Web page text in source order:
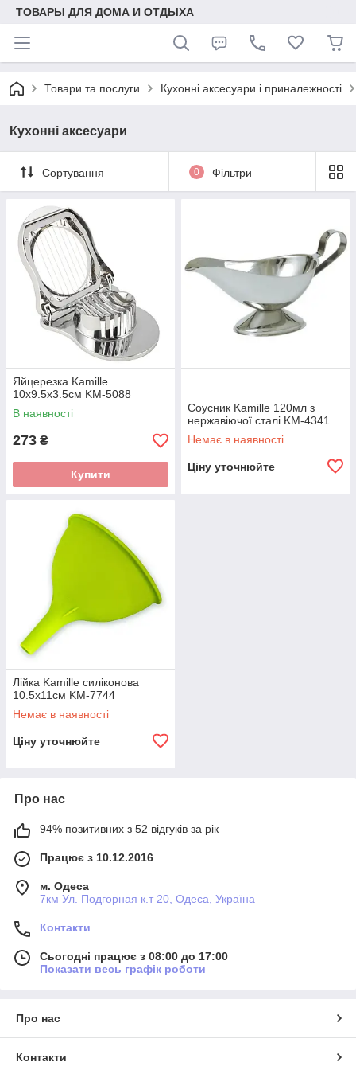
ТОВАРЫ ДЛЯ ДОМА И ОТДЫХА
Товари та послуги Кухонні аксесуари і приналежності
Кухонні аксесуари
Сортування 0 Фільтри
Яйцерезка Kamille
10х9.5х3.5см KM-5088
В наявності
273 ₴
Купити
Соусник Kamille 120мл з
нержавіючої сталі KM-4341
Немає в наявності
Ціну уточнюйте
Лійка Kamille силіконова
10.5х11см KM-7744
Немає в наявності
Ціну уточнюйте
Про нас
94% позитивних з 52 відгуків за рік
Працює з 10.12.2016
м. Одеса
7км Ул. Подгорная к.т 20, Одеса, Україна
Контакти
Сьогодні працює з 08:00 до 17:00
Показати весь графік роботи
Про нас
Контакти